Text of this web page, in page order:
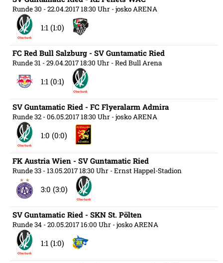
Runde 30 - 22.04.2017 18:30 Uhr - josko ARENA
1:1 (1:0)
FC Red Bull Salzburg - SV Guntamatic Ried
Runde 31 - 29.04.2017 18:30 Uhr - Red Bull Arena
1:1 (0:1)
SV Guntamatic Ried - FC Flyeralarm Admira
Runde 32 - 06.05.2017 18:30 Uhr - josko ARENA
1:0 (0:0)
FK Austria Wien - SV Guntamatic Ried
Runde 33 - 13.05.2017 18:30 Uhr - Ernst Happel-Stadion
3:0 (3:0)
SV Guntamatic Ried - SKN St. Pölten
Runde 34 - 20.05.2017 16:00 Uhr - josko ARENA
1:1 (1:0)